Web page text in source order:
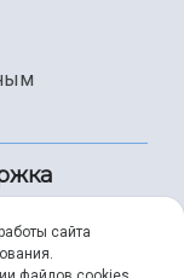
сайта